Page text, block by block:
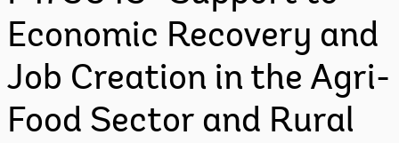
Economic Recovery and
Job Creation in the Agri-
Food Sector and Rural